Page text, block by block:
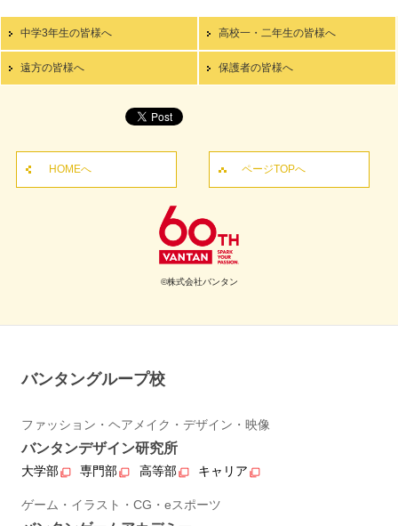
中学3年生の皆様へ 高校一・二年生の皆様へ
遠方の皆様へ 保護者の皆様へ
HOMEへ ページTOPへ
©株式会社バンタン
バンタングループ校
ファッション・ヘアメイク・デザイン・映像
バンタンデザイン研究所
大学部 専門部 高等部 キャリア
ゲーム・イラスト・CG・eスポーツ